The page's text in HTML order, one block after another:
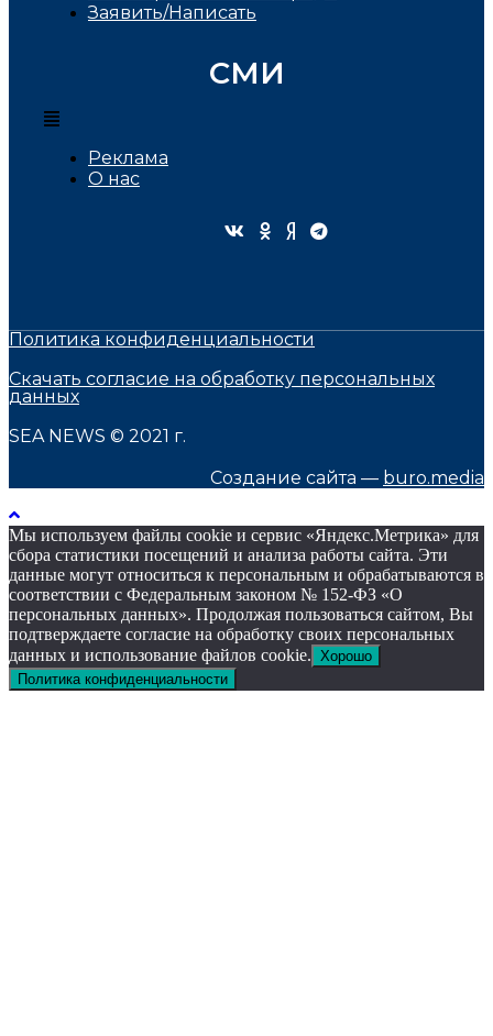
Заявить/Написать
СМИ
Реклама
О нас
Политика конфиденциальности
Скачать согласие на обработку персональных
данных
SEA NEWS © 2021 г.
Создание сайта — buro.media
Мы используем файлы cookie и сервис «Яндекс.Метрика» для
сбора статистики посещений и анализа работы сайта. Эти
данные могут относиться к персональным и обрабатываются в
соответствии с Федеральным законом № 152-ФЗ «О
персональных данных». Продолжая пользоваться сайтом, Вы
подтверждаете согласие на обработку своих персональных
данных и использование файлов cookie. Хорошо
Политика конфиденциальности